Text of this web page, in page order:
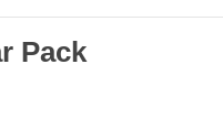
Pack